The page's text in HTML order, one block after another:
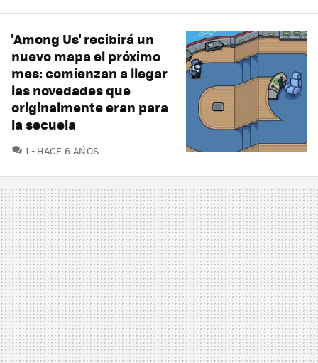
'Among Us' recibirá un
nuevo mapa el próximo
mes: comienzan a llegar
las novedades que
originalmente eran para
la secuela
1 COMENTARIOS
HACE 6 AÑOS